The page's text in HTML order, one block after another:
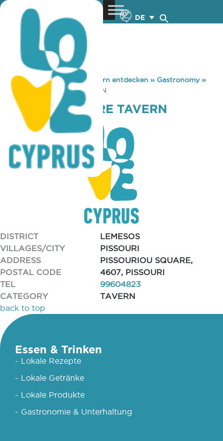
DE
You are here: Home »Zypern entdecken » Gastronomy»
PISSOURI SQUARE TAVERN
PISSOURI SQUARE TAVERN
DISTRICT
LEMESOS
VILLAGES/CITY
PISSOURI
ADDRESS
PISSOURIOU SQUARE,
POSTAL CODE
4607, PISSOURI
TEL
99604823
CATEGORY
TAVERN
back to top
Essen & Trinken
- Lokale Rezepte
- Lokale Getränke
- Lokale Produkte
- Gastronomie & Unterhaltung